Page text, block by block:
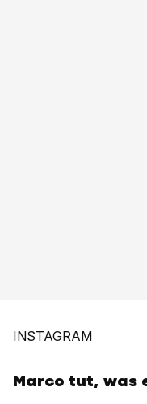
INSTAGRAM
Marco tut, was